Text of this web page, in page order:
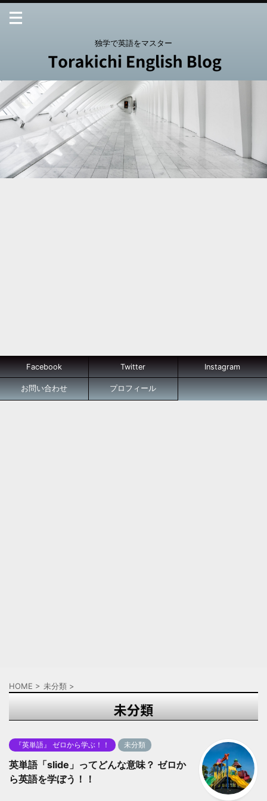
独学で英語をマスター
Facebook Twitter Instagram
お問い合わせ プロフィール
HOME > 未分類 >
未分類
『英単語』 ゼロから学ぶ！！ 未分類
英単語「slide」ってどんな意味？ ゼロか
ら英語を学ぼう！！